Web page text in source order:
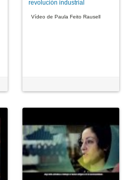
revolución industrial
Vídeo de Paula Feito Rausell